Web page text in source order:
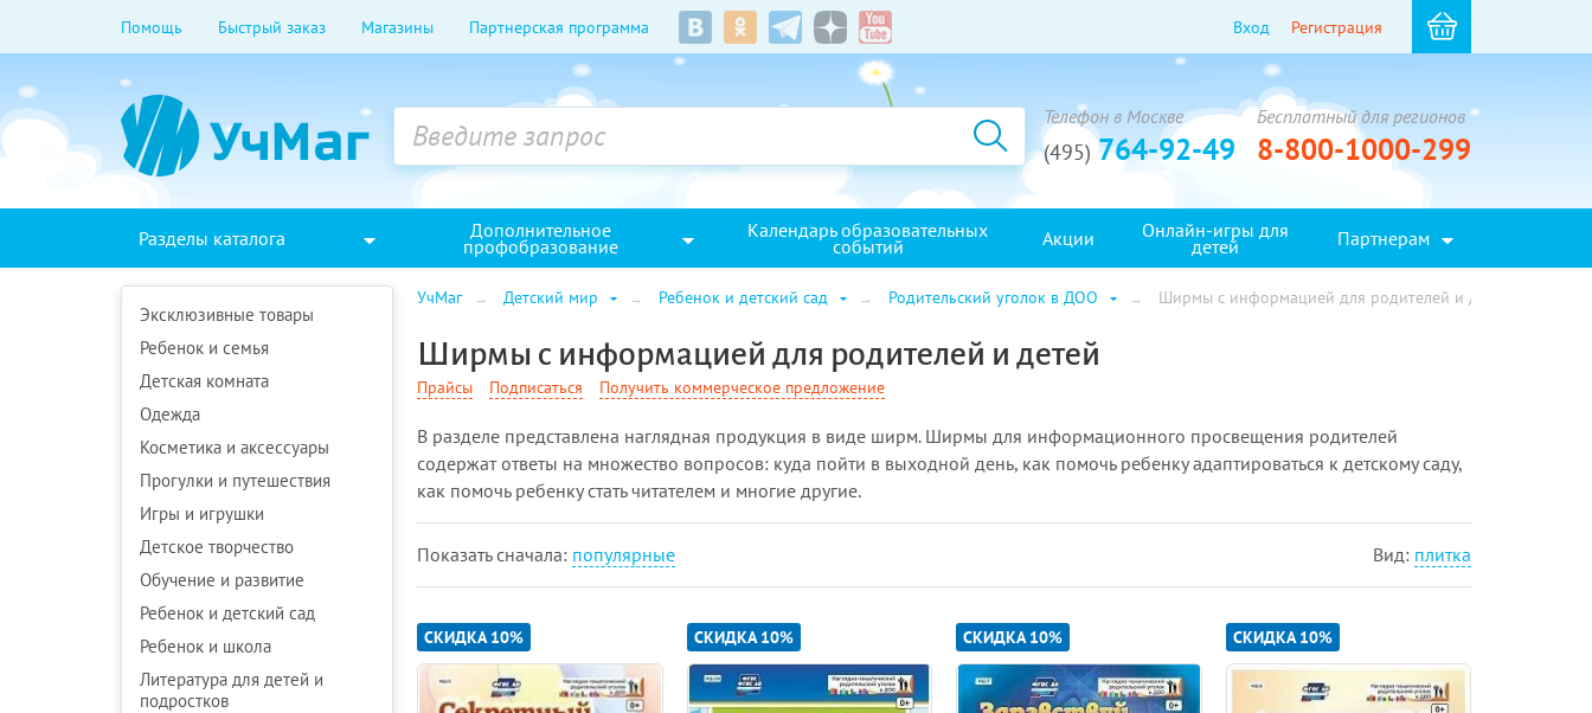
Помощь Быстрый заказ Магазины Партнерская программа Вход Регистрация
Телефон в Москве
(495)764-92-49
Бесплатный для регионов
8-800-1000-299
Разделы каталога Дополнительное
профобразование
Календарь образовательных
событий Акции Онлайн-игры для
детей Партнерам
Эксклюзивные товары
Ребенок и семья
Детская комната
Одежда
Косметика и аксессуары
Прогулки и путешествия
Игры и игрушки
Детское творчество
Обучение и развитие
Ребенок и детский сад
Ребенок и школа
Литература для детей и
подростков
УчМаг Детский мир Ребенок и детский сад Родительский уголок в ДОО Ширмы с информацией для родителей и детей
Ширмы с информацией для родителей и детей
Прайсы Подписаться Получить коммерческое предложение
В разделе представлена наглядная продукция в виде ширм. Ширмы для информационного просвещения родителей
содержат ответы на множество вопросов: куда пойти в выходной день, как помочь ребенку адаптироваться к детскому саду,
как помочь ребенку стать читателем и многие другие.
Показать cначала: популярные Вид: плитка
СКИДКА 10% СКИДКА 10% СКИДКА 10% СКИДКА 10%